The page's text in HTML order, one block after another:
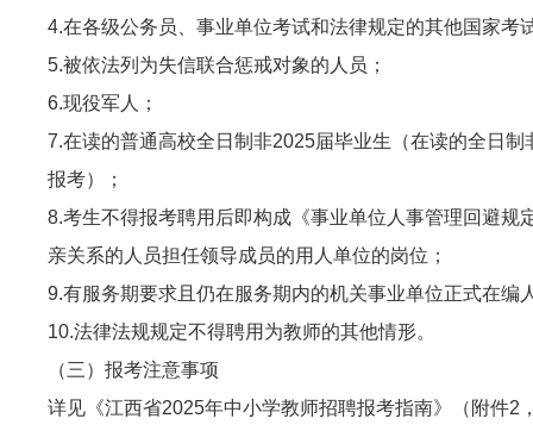
4.在各级公务员、事业单位考试和法律规定的其他国家
5.被依法列为失信联合惩戒对象的人员；
6.现役军人；
7.在读的普通高校全日制非2025届毕业生（在读的全日
报考）；
8.考生不得报考聘用后即构成《事业单位人事管理回避
亲关系的人员担任领导成员的用人单位的岗位；
9.有服务期要求且仍在服务期内的机关事业单位正式在编
10.法律法规规定不得聘用为教师的其他情形。
（三）报考注意事项
详见《江西省2025年中小学教师招聘报考指南》（附件2